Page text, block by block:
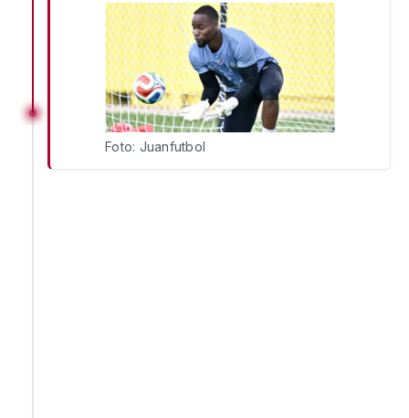
Foto: Juanfutbol